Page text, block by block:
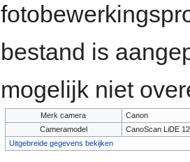
bestand is
mogelijk niet
Merk camera
Canon
Cameramodel
CanoScan LiDE
Uitgebreide gegevens bekijken